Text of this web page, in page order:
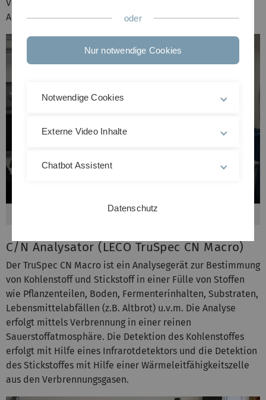
Vergleich zur Flammen-AAS einen deutlich größeren
Arbeitsbereich und eine wesentlich schnellere Messung.
Mikrowellenplasma Atomemissionsspektrometer
C/N Analysator (LECO TruSpec CN Macro)
Der TruSpec CN Macro ist ein Analysegerät zur Bestimmung
von Kohlenstoff und Stickstoff in einer Fülle von Stoffen
wie Pflanzenteilen, Boden, Fermenterinhalten, Substraten,
Lebensmittelabfällen (z.B. Altbrot) u.v.m. Die Analyse
erfolgt mittels Verbrennung in einer reinen
Sauerstoffatmosphäre. Die Detektion des Kohlenstoffes
erfolgt mit Hilfe eines Infrarotdetektors und die Detektion
des Stickstoffes mit Hilfe einer Wärmeleitfähigkeitszelle
aus den Verbrennungsgasen.
oder
Nur notwendige Cookies
Notwendige Cookies
Externe Video Inhalte
Chatbot Assistent
Datenschutz